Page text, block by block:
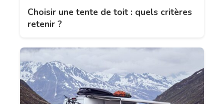
Choisir une tente de toit : quels critères
retenir ?